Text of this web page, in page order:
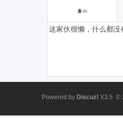
这家伙很懒，什么都没
Powered by Discuz! X3.5 ©